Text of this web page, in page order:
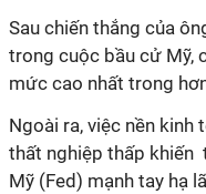
Sau chiến thắng của
trong cuộc bầu cử Mỹ,
mức cao nhất trong
Ngoài ra, việc nền kinh
thất nghiệp thấp khiến
Mỹ (Fed) mạnh tay hạ